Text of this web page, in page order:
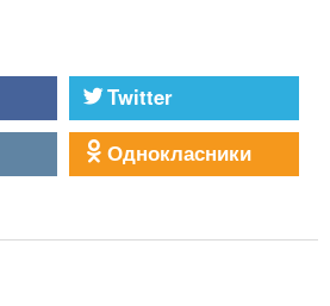
Twitter
Однокласники